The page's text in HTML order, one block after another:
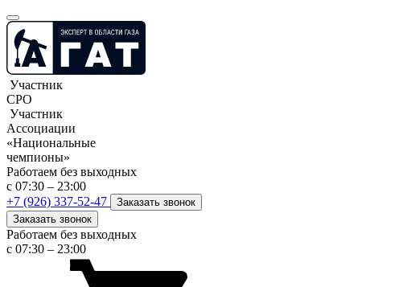
Участник
СРО
Участник
Ассоциации
«Национальные
чемпионы»
Работаем без выходных
с 07:30 – 23:00
+7 (926) 337-52-47
Заказать звонок
Заказать звонок
Работаем без выходных
с 07:30 – 23:00